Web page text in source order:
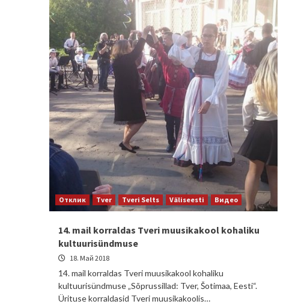
Отклик Tver Tveri Selts Väliseesti Видео
14. mail korraldas Tveri muusikakool kohaliku
kultuurisündmuse
18. Май 2018
14. mail korraldas Tveri muusikakool kohaliku
kultuurisündmuse „Sõprussillad: Tver, Šotimaa, Eesti“.
Ürituse korraldasid Tveri muusikakoolis…